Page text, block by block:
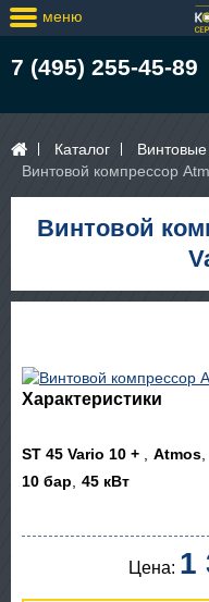
меню
7 (495) 255-45-89
Каталог
Винтовой компрессор
Винтовой
Характеристики
ST 45 Vario 10 + Atmos
10 бар
45 кВт
Цена: 1